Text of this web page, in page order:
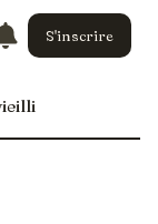
S'inscrire